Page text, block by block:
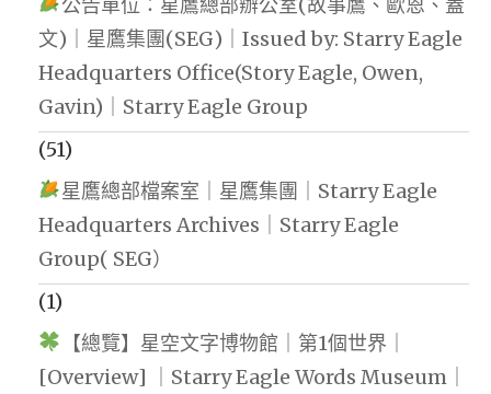
文)｜星鷹集團(SEG)｜Issued by: Starry Eagle
Headquarters Office(Story Eagle, Owen,
Gavin)｜Starry Eagle Group
(51)
星鷹總部檔案室｜星鷹集團｜Starry Eagle
Headquarters Archives｜Starry Eagle
Group( SEG）
(1)
【總覽】星空文字博物館｜第1個世界｜
[Overview] ｜Starry Eagle Words Museum｜